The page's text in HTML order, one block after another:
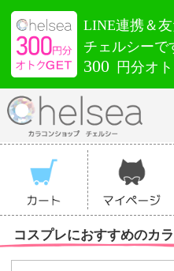
LINE連携＆
チェルシーで
300 円分オ
コスプレにおすすめのカ